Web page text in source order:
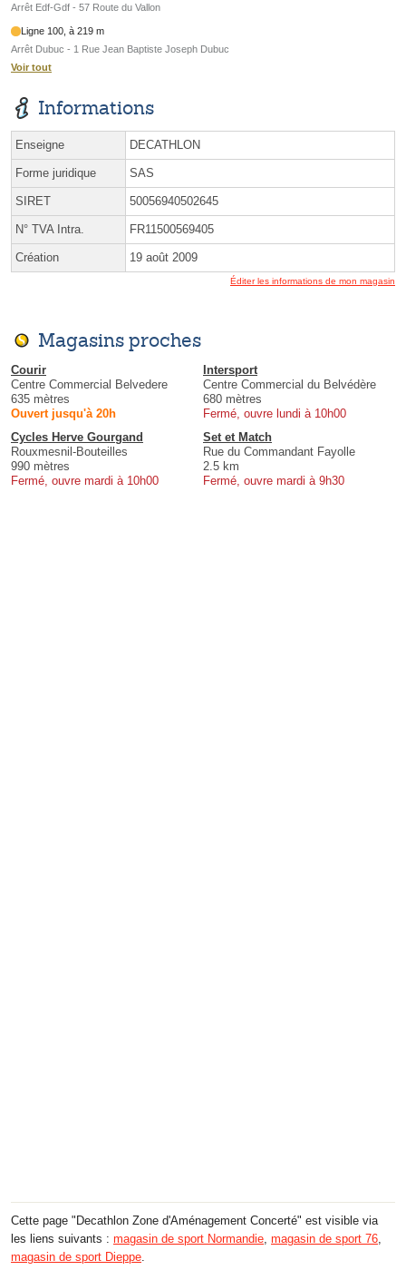
Arrêt Edf-Gdf - 57 Route du Vallon
Ligne 100, à 219 m
Arrêt Dubuc - 1 Rue Jean Baptiste Joseph Dubuc
Voir tout
Informations
Enseigne DECATHLON
Forme juridique SAS
SIRET 50056940502645
N° TVA Intra. FR11500569405
Création 19 août 2009
Éditer les informations de mon magasin
Magasins proches
Courir
Centre Commercial Belvedere
635 mètres
Ouvert jusqu'à 20h
Intersport
Centre Commercial du Belvédère
680 mètres
Fermé, ouvre lundi à 10h00
Cycles Herve Gourgand
Rouxmesnil-Bouteilles
990 mètres
Fermé, ouvre mardi à 10h00
Set et Match
Rue du Commandant Fayolle
2.5 km
Fermé, ouvre mardi à 9h30
Cette page "Decathlon Zone d'Aménagement Concerté" est visible via
les liens suivants : magasin de sport Normandie, magasin de sport 76,
magasin de sport Dieppe.